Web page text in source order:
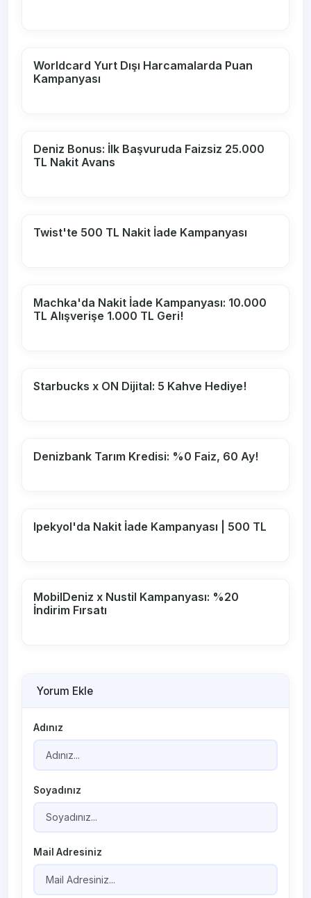
Worldcard Yurt Dışı Harcamalarda Puan
Kampanyası
Deniz Bonus: İlk Başvuruda Faizsiz 25.000
TL Nakit Avans
Twist'te 500 TL Nakit İade Kampanyası
Machka'da Nakit İade Kampanyası: 10.000
TL Alışverişe 1.000 TL Geri!
Starbucks x ON Dijital: 5 Kahve Hediye!
Denizbank Tarım Kredisi: %0 Faiz, 60 Ay!
Ipekyol'da Nakit İade Kampanyası | 500 TL
MobilDeniz x Nustil Kampanyası: %20
İndirim Fırsatı
Yorum Ekle
Adınız
Soyadınız
Mail Adresiniz